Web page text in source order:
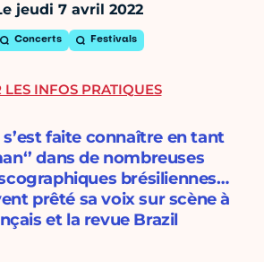
jeudi 7 avril 2022
Concerts Festivals
faite connaître en tant
dans de nombreuses
brésiliennes…
prêté sa voix sur scène à
et la revue Brazil
LES INFOS PRATIQUES